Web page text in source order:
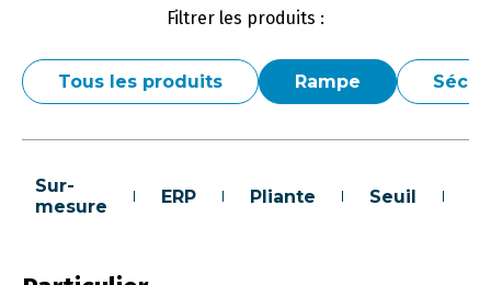
Filtrer les produits :
Tous les produits Rampe
Sur-
mesure
ERP Pliante Seuil